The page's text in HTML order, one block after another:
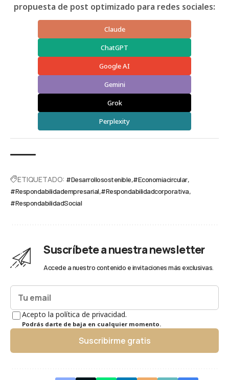
propuesta de post optimizado para redes sociales:
Claude
ChatGPT
Google AI
Gemini
Grok
Perplexity
ETIQUETADO: #Desarrollosostenible #Economíacircular
#Respondabilidadempresarial #Respondabilidadcorporativa
#RespondabilidadSocial
Suscríbete a nuestra newsletter
Accede a nuestro contenido e invitaciones más exclusivas.
Acepto la política de privacidad.
Podrás darte de baja en cualquier momento.
Suscribirme gratis